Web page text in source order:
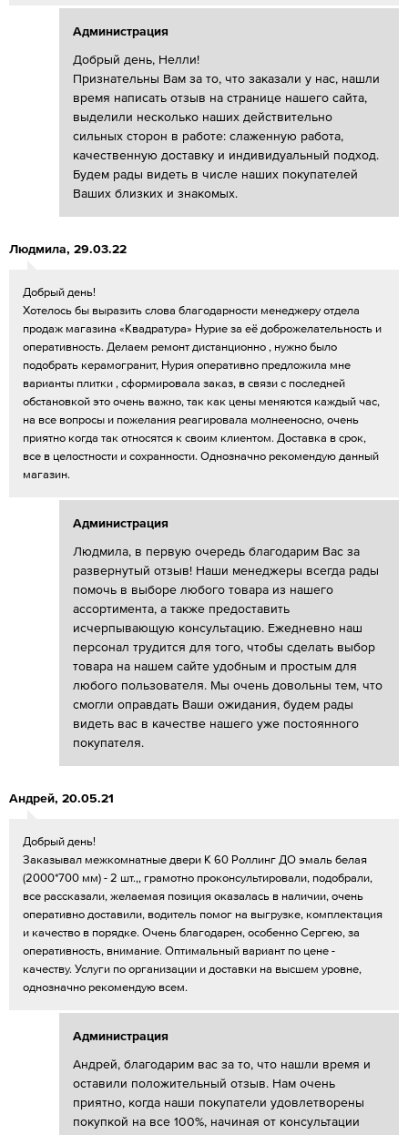
Администрация
Добрый день, Нелли!
Признательны Вам за то, что заказали у нас, нашли
время написать отзыв на странице нашего сайта,
выделили несколько наших действительно
сильных сторон в работе: слаженную работа,
качественную доставку и индивидуальный подход.
Будем рады видеть в числе наших покупателей
Ваших близких и знакомых.
Людмила, 29.03.22
Добрый день!
Хотелось бы выразить слова благодарности менеджеру отдела
продаж магазина «Квадратура» Нурие за её доброжелательность и
оперативность. Делаем ремонт дистанционно , нужно было
подобрать керамогранит, Нурия оперативно предложила мне
варианты плитки , сформировала заказ, в связи с последней
обстановкой это очень важно, так как цены меняются каждый час,
на все вопросы и пожелания реагировала молнееносно, очень
приятно когда так относятся к своим клиентом. Доставка в срок,
все в целостности и сохранности. Однозначно рекомендую данный
магазин.
Администрация
Людмила, в первую очередь благодарим Вас за
развернутый отзыв! Наши менеджеры всегда рады
помочь в выборе любого товара из нашего
ассортимента, а также предоставить
исчерпывающую консультацию. Ежедневно наш
персонал трудится для того, чтобы сделать выбор
товара на нашем сайте удобным и простым для
любого пользователя. Мы очень довольны тем, что
смогли оправдать Ваши ожидания, будем рады
видеть вас в качестве нашего уже постоянного
покупателя.
Андрей, 20.05.21
Добрый день!
Заказывал межкомнатные двери К 60 Роллинг ДО эмаль белая
(2000*700 мм) - 2 шт.,, грамотно проконсультировали, подобрали,
все рассказали, желаемая позиция оказалась в наличии, очень
оперативно доставили, водитель помог на выгрузке, комплектация
и качество в порядке. Очень благодарен, особенно Сергею, за
оперативность, внимание. Оптимальный вариант по цене -
качеству. Услуги по организации и доставки на высшем уровне,
однозначно рекомендую всем.
Администрация
Андрей, благодарим вас за то, что нашли время и
оставили положительный отзыв. Нам очень
приятно, когда наши покупатели удовлетворены
покупкой на все 100%, начиная от консультации